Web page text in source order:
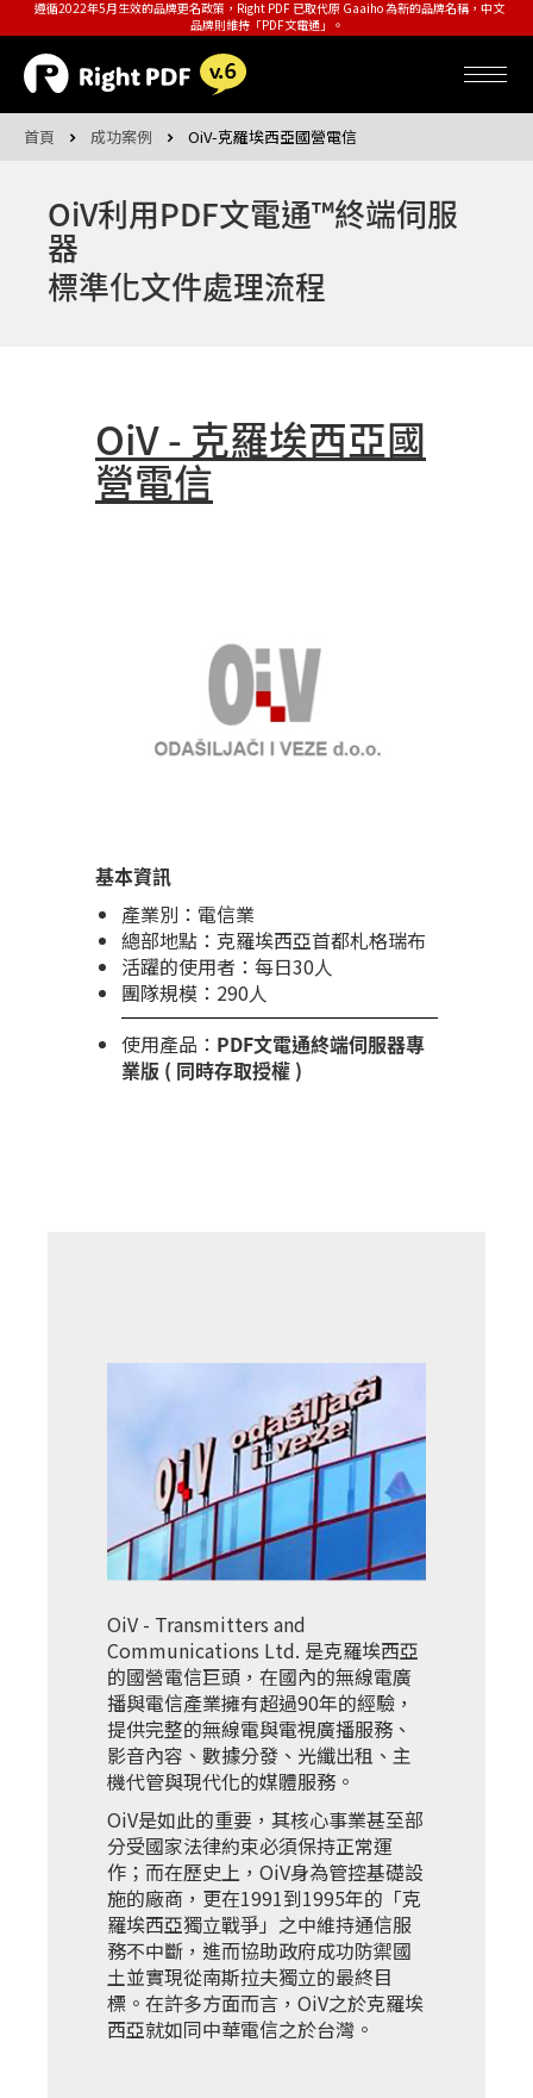
遵循2022年5月生效的品牌更名政策，Right PDF 已取代原 Gaaiho 為新的品牌名稱，中文
品牌則維持「PDF文電通」。
首頁 成功案例 OiV-克羅埃西亞國營電信
OiV利用PDF文電通™終端伺服
器
標準化文件處理流程
OiV - 克羅埃西亞國
營電信
基本資訊
產業別：電信業
總部地點：克羅埃西亞首都札格瑞布
活躍的使用者：每日30人
團隊規模：290人
使用產品： PDF文電通終端伺服器專
業版 ( 同時存取授權 )
OiV - Transmitters and
Communications Ltd. 是克羅埃西亞
的國營電信巨頭，在國內的無線電廣
播與電信產業擁有超過90年的經驗，
提供完整的無線電與電視廣播服務、
影音內容、數據分發、光纖出租、主
機代管與現代化的媒體服務。
OiV是如此的重要，其核心事業甚至部
分受國家法律約束必須保持正常運
作；而在歷史上，OiV身為管控基礎設
施的廠商，更在1991到1995年的「克
羅埃西亞獨立戰爭」之中維持通信服
務不中斷，進而協助政府成功防禦國
土並實現從南斯拉夫獨立的最終目
標。在許多方面而言，OiV之於克羅埃
西亞就如同中華電信之於台灣。